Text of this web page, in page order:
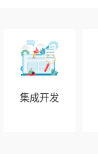
集成开发